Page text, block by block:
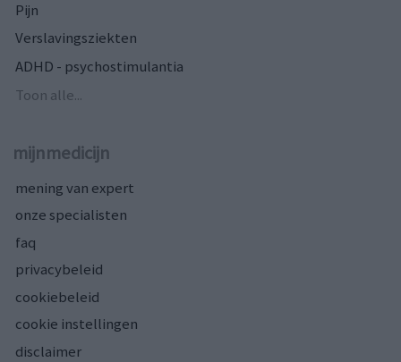
Pijn
Verslavingsziekten
ADHD - psychostimulantia
Toon alle...
mijnmedicijn
mening van expert
onze specialisten
faq
privacybeleid
cookiebeleid
cookie instellingen
disclaimer